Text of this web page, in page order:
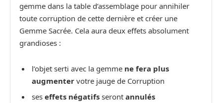
gemme dans la table d’assemblage pour annihiler
toute corruption de cette dernière et créer une
Gemme Sacrée. Cela aura deux effets absolument
grandioses :
l’objet serti avec la gemme ne fera plus
augmenter votre jauge de Corruption
ses effets négatifs seront annulés